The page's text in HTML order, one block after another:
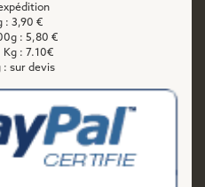
: 3,90 €
: 5,80 €
Kg : 7.10€
: sur devis